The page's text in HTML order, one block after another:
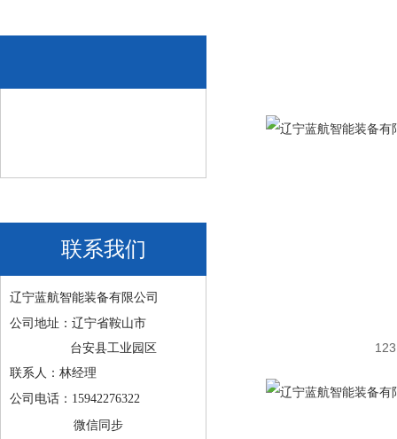
联系我们
辽宁蓝航智能装备有限公司
公司地址：辽宁省鞍山市
台安县工业园区
联系人：林经理
公司电话：15942276322
微信同步
123